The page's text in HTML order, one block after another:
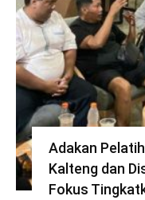
Adakan
Kalteng dan
Fokus